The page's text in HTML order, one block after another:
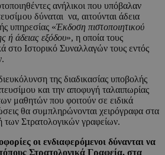
ανήλικοι που υπόβαλαν
δύναται να, αιτούνται άδεια
υπηρεσίας «Έκδοση πιστοποιητικού
ή άδειας εξόδου», η οποία τους
στο Ιστορικό Συναλλαγών τους εντός
της διαδικασίας υποβολής
και την αποφυγή ταλαιπωρίας
μαθητών που φοιτούν σε ειδικά
θα συμπληρώνονται χειρόγραφα στα
των Στρατολογικών γραφείων.
οι ενδιαφερόμενοι δύνανται να
Στρατολογικά Γραφεία, στα